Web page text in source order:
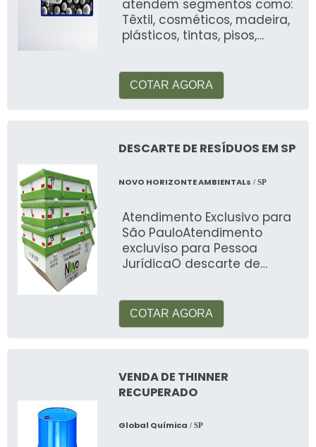
atendem segmentos como:
Têxtil, cosméticos, madeira,
plásticos, tintas, pisos,
COTAR AGORA
DESCARTE DE RESÍDUOS EM SP
NOVO HORIZONTE AMBIENTALs / SP
Atendimento Exclusivo para
São PauloAtendimento
excluviso para Pessoa
JurídicaO descarte de
COTAR AGORA
VENDA DE THINNER
RECUPERADO
Global Química / SP